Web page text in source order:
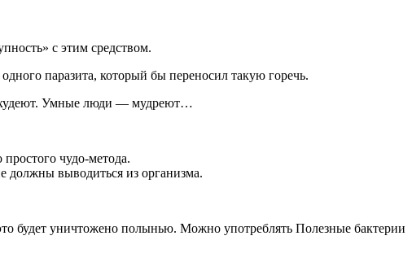
с этим средством.
паразита, который бы переносил такую горечь.
худеют. Умные люди — мудреют…
чудо-метода.
должны выводиться из организма.
будет уничтожено полынью. Можно употреблять Полезные бактерии